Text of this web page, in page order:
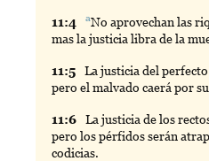
11:4 aNo aprovechan las
mas la justicia libra de la
11:5 La justicia del
pero el malvado caerá por
11:6 La justicia de los
pero los pérfidos serán
codicias.